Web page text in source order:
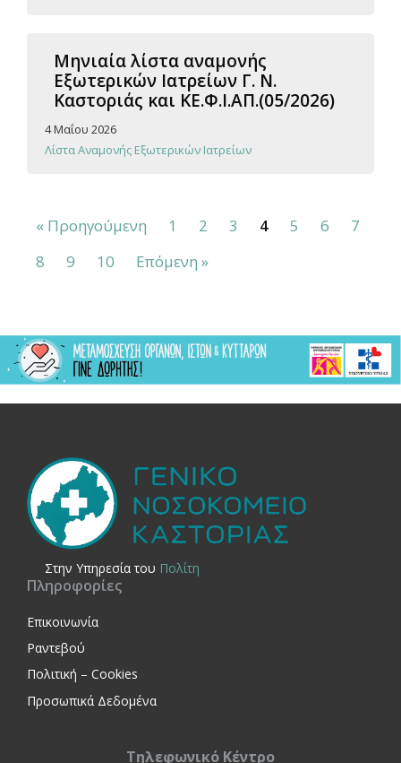
Μηνιαία λίστα αναμονής
Εξωτερικών Ιατρείων Γ. Ν.
Καστοριάς και ΚΕ.Φ.Ι.ΑΠ.(05/2026)
4 Μαΐου 2026
Λίστα Αναμονής Εξωτερικών Ιατρείων
« Προηγούμενη 1 2 3 4 5 6
7
8
9 10 Επόμενη »
Στην Yπηρεσία του Πολίτη
Πληροφορίες
Επικοινωνία
Ραντεβού
Πολιτική – Cookies
Προσωπικά Δεδομένα
Τηλεφωνικό Κέντρο